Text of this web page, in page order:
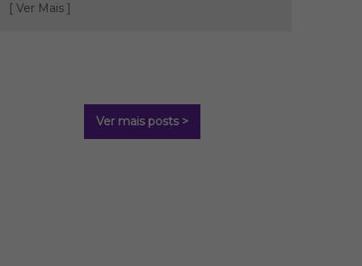
[ Ver Mais ]
Ver mais posts >